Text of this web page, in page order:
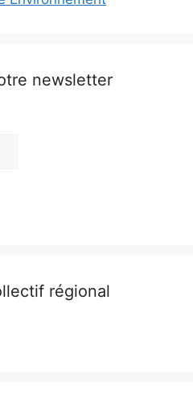
newsletter
régional